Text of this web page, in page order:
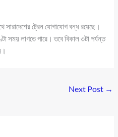
সারাদেশের ট্রেন যোগাযোগ বন্ধ রয়েছে।
সময় লাগতে পারে। তবে বিকাল ৩টা পর্যন্ত
Next Post →